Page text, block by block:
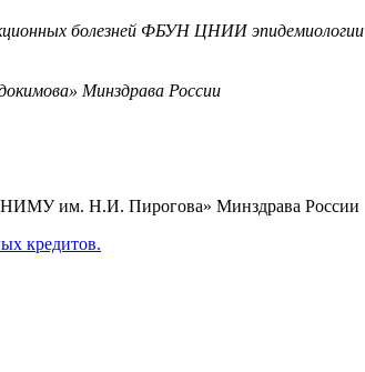
болезней ФБУН ЦНИИ эпидемиологии
Минздрава России
им. Н.И. Пирогова» Минздрава России
кредитов.